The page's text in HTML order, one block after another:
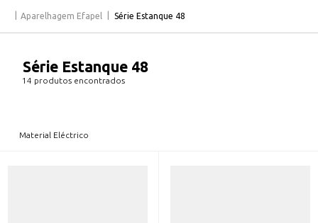
Aparelhagem Efapel Série Estanque 48
Série Estanque 48
14 produtos encontrados
Material Eléctrico